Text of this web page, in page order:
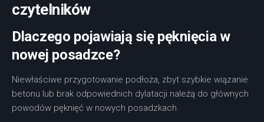
czytelników
Dlaczego pojawiają się pęknięcia w
nowej posadzce?
Niewłaściwe przygotowanie podłoża, zbyt szybkie wiązanie
betonu lub brak odpowiednich dylatacji należą do głównych
powodów pęknięć w nowych posadzkach.